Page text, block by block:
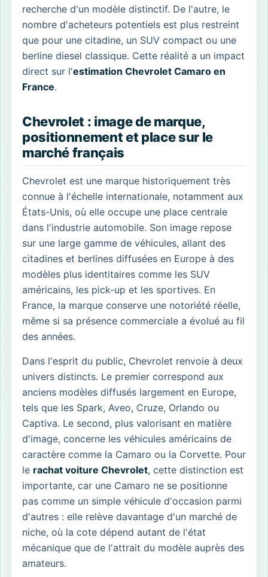
recherche d'un modèle distinctif. De l'autre, le
nombre d'acheteurs potentiels est plus restreint
que pour une citadine, un SUV compact ou une
berline diesel classique. Cette réalité a un impact
direct sur l'estimation Chevrolet Camaro en
France.
Chevrolet : image de marque,
positionnement et place sur le
marché français
Chevrolet est une marque historiquement très
connue à l'échelle internationale, notamment aux
États-Unis, où elle occupe une place centrale
dans l'industrie automobile. Son image repose
sur une large gamme de véhicules, allant des
citadines et berlines diffusées en Europe à des
modèles plus identitaires comme les SUV
américains, les pick-up et les sportives. En
France, la marque conserve une notoriété réelle,
même si sa présence commerciale a évolué au fil
des années.
Dans l'esprit du public, Chevrolet renvoie à deux
univers distincts. Le premier correspond aux
anciens modèles diffusés largement en Europe,
tels que les Spark, Aveo, Cruze, Orlando ou
Captiva. Le second, plus valorisant en matière
d'image, concerne les véhicules américains de
caractère comme la Camaro ou la Corvette. Pour
le rachat voiture Chevrolet, cette distinction est
importante, car une Camaro ne se positionne
pas comme un simple véhicule d'occasion parmi
d'autres : elle relève davantage d'un marché de
niche, où la cote dépend autant de l'état
mécanique que de l'attrait du modèle auprès des
amateurs.